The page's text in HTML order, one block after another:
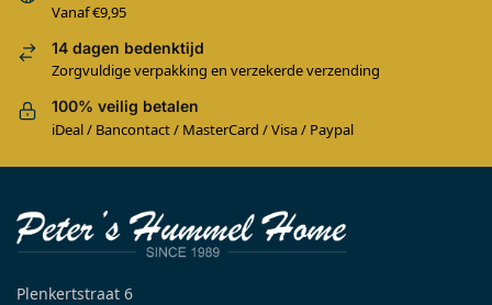
Vanaf €9,95
14 dagen bedenktijd
Zorgvuldige verpakking en verzekerde verzending
100% veilig betalen
iDeal / Bancontact / MasterCard / Visa / Paypal
Plenkertstraat 6